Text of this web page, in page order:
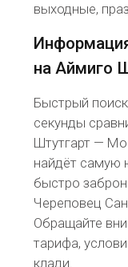
выходные,
на Аймиго
Быстрый
секунды
Штутгарт —
найдёт самую
быстро
Череповец
Обращайте
тарифа,
клади.